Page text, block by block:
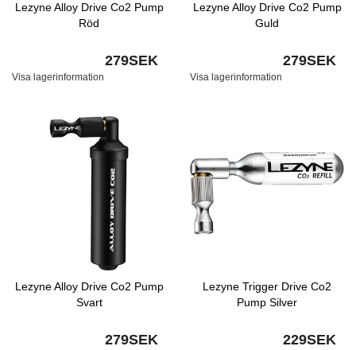
Lezyne Alloy Drive Co2 Pump
Röd
279SEK
Visa lagerinformation
Lezyne Alloy Drive Co2 Pump
Guld
279SEK
Visa lagerinformation
Lezyne Alloy Drive Co2 Pump
Svart
279SEK
Lezyne Trigger Drive Co2
Pump Silver
229SEK